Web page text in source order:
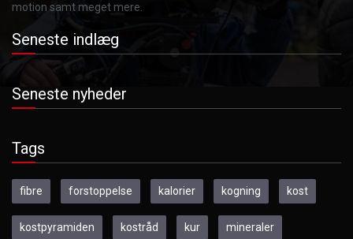
motion samt meget mere.
Seneste indlæg
Seneste nyheder
Tags
fibre forstoppelse kalorier kogning kost
kostpyramiden kostråd kur mineraler